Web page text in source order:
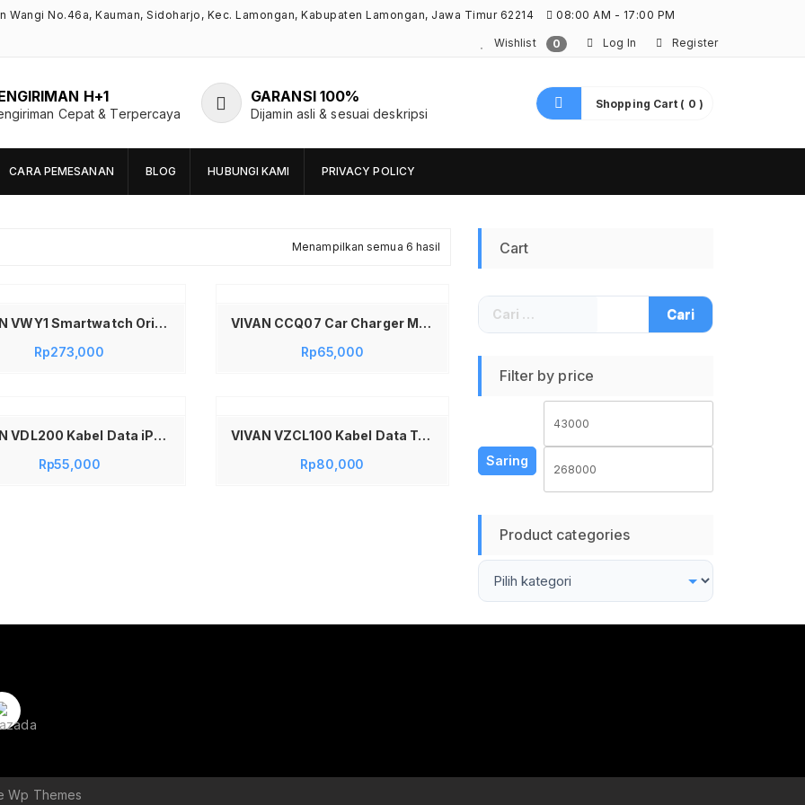
Wangi No.46a, Kauman, Sidoharjo, Kec. Lamongan, Kabupaten Lamongan, Jawa Timur 62214 08:00 AM - 17:00 PM
Wishlist 0 Log In Register
H+1
Cepat & Terpercaya
GARANSI 100%
Dijamin asli & sesuai deskripsi
Shopping Cart ( 0 )
CARA PEMESANAN BLOG HUBUNGI KAMI PRIVACY POLICY
Menampilkan semua 6 hasil
terbaru
VIVAN VWY1 Smartwatch Original Layar 1.39 Inch Bulat Waterproof IP68 Jam Tangan Pintar Fitness Tracker 100+ Mode Olahraga Deteksi Jantung SpO2 Sleep Monitor Notifikasi Chat Bergaransi Resmi Jadi Store Warna Pink
Rp273,000
VIVAN CCQ07 Car Charger Mobil Fast Charging 20W Dual Port USB A dan USB Type C – Adaptor Charger Mobil Pengisian Cepat Aman untuk Smartphone dan Tablet Desain Minimalis Material Berkualitas Jadi Store
Rp65,000
VIVAN VDL200 Kabel Data iPhone Lightning 2.4A dengan Lampu LED 2 Meter – Kabel Charger iPhone iPad Fast Charging 200CM Bahan Berkualitas Tinggi Aman Dan Stabil Solusi Cas Jarak Jauh Jadi Store
Rp55,000
VIVAN VZCL100 Kabel Data Type C to Lightning iPhone 30W Fast Charging Auto Power Off Full Charge Putus Arus Otomatis Kabel Charger iPhone 8-14 Series Braided Kuat Awet Aman Original Garansi Resmi Jadi Store Lamongan Aksesoris iPhone Premium Anti Overcharge
Rp80,000
Cart
Cari
untuk:
Filter by price
Saring
Product categories
Wp Themes